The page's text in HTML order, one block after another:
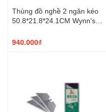
Thùng đồ nghề 2 ngăn kéo
50.8*21.8*24.1CM Wynn's
940.000₫